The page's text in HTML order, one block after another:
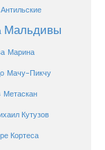
Мальдивы
Марина
Мачу-Пикчу
Метаскан
Кутузов
Кортеса